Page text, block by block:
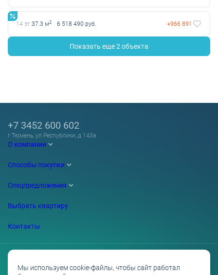
14 эт.37.3 м2 6 518 490 руб. +966 891
Показать еще 2 объектa
О компании
Способы покупки
Спецпредложения
Выбрать квартиру
Контакты
+7 3452 600 602
г Тюмень, ул Республики, д 143а
Мы используем cookie-файлы, чтобы сайт работал